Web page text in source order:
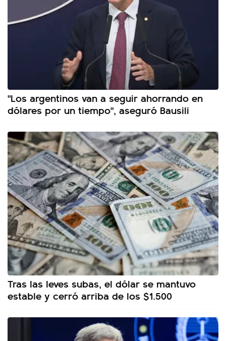
"Los argentinos van a seguir ahorrando en
dólares por un tiempo", aseguró Bausili
Tras las leves subas, el dólar se mantuvo
estable y cerró arriba de los $1.500